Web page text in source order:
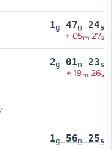
1g 47m 24s
+ 05m 27s
2g 01m 23s
+ 19m 26s
1g 56m 25s